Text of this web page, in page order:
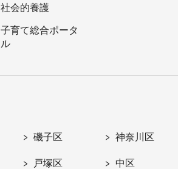
社会的養護
子育て総合ポータ
ル
磯子区 神奈川区
戸塚区 中区